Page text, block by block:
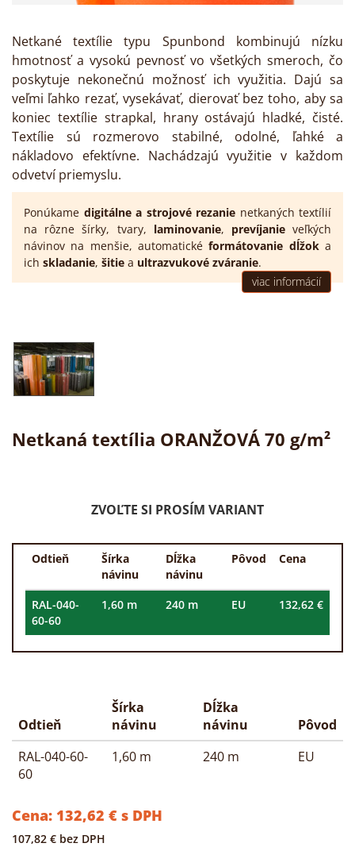
Netkané textílie typu Spunbond kombinujú nízku
hmotnosť a vysokú pevnosť vo všetkých smeroch, čo
poskytuje nekonečnú možnosť ich využitia. Dajú sa
veľmi ľahko rezať, vysekávať, dierovať bez toho, aby sa
koniec textílie strapkal, hrany ostávajú hladké, čisté.
Textílie sú rozmerovo stabilné, odolné, ľahké a
nákladovo efektívne. Nachádzajú využitie v každom
odvetví priemyslu.
Ponúkame digitálne a strojové rezanie netkaných textílií
na rôzne šírky, tvary, laminovanie, prevíjanieveľkých
návinov na menšie, automatickéformátovanie dĺžoka
ich skladanie, šitie a ultrazvukové zváranie.
viac informácií
Netkaná textília ORANŽOVÁ 70 g/m²
ZVOĽTE SI PROSÍM VARIANT
Odtieň
Šírka
návinu
Dĺžka
návinu
Pôvod Cena
RAL-040-
60-60
1,60 m 240 m EU 132,62 €
Odtieň
Šírka
návinu
Dĺžka
návinu
Pôvod
RAL-040-60-
60
1,60 m 240 m EU
Cena: 132,62 € s DPH
107,82 € bez DPH